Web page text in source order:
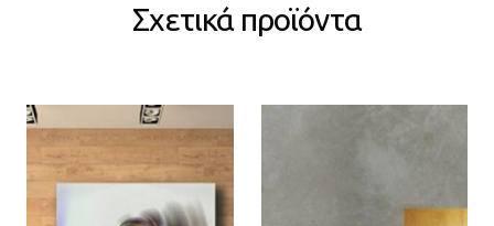
Σχετικά προϊόντα